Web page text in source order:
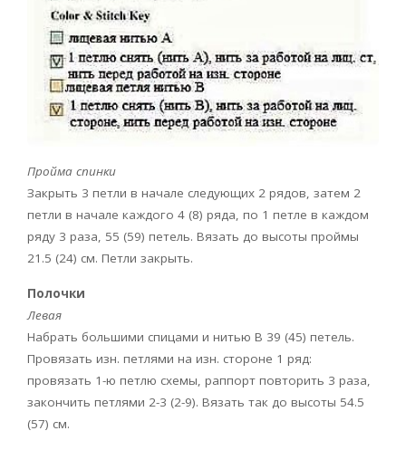
Пройма спинки
Закрыть 3 петли в начале следующих 2 рядов, затем 2
петли в начале каждого 4 (8) ряда, по 1 петле в каждом
ряду 3 раза, 55 (59) петель. Вязать до высоты проймы
21.5 (24) см. Петли закрыть.
Полочки
Левая
Набрать большими спицами и нитью В 39 (45) петель.
Провязать изн. петлями на изн. стороне 1 ряд:
провязать 1-ю петлю схемы, раппорт повторить 3 раза,
закончить петлями 2-3 (2-9). Вязать так до высоты 54.5
(57) см.